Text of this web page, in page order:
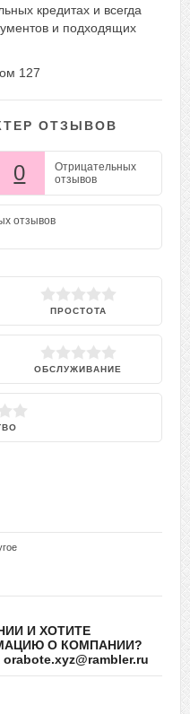
кредитах и всегда
и подходящих
127
ОТЗЫВОВ
0
Отрицательных
отзывов
отзывов
ПРОСТОТА
ОБСЛУЖИВАНИЕ
И ХОТИТЕ
О КОМПАНИИ?